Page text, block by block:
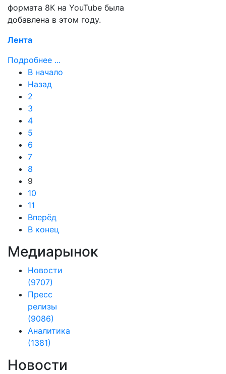
формата 8К на YouTube была
добавлена в этом году.
Лента
Подробнее ...
В начало
Назад
2
3
4
5
6
7
8
9
10
11
Вперёд
В конец
Медиарынок
Новости
(9707)
Пресс
релизы
(9086)
Аналитика
(1381)
Новости